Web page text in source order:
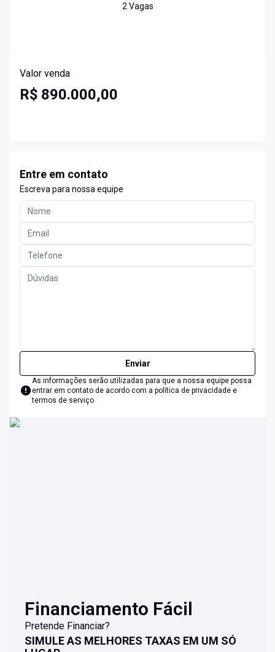
2Vagas
Valor venda
R$ 890.000,00
Entre em contato
Escreva para nossa equipe
Enviar
As informações serão utilizadas para que a nossa equipe possa
entrar em contato de acordo com a política de privacidade e
termos de serviço
Financiamento Fácil
Pretende Financiar?
SIMULE AS MELHORES TAXAS EM UM SÓ